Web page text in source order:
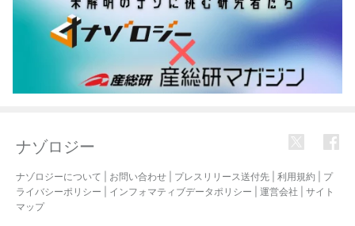
ナゾロジー
ナゾロジーについて お問い合わせ プレスリリース送付先 利用規約
プ
ライバシーポリシー
インフォマティブデータポリシー 運営会社
サイト
マップ